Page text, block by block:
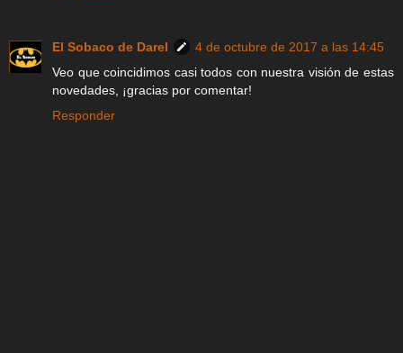
El Sobaco de Darel
4 de octubre de 2017 a las 14:45
Veo que coincidimos casi todos con nuestra visión de estas
novedades, ¡gracias por comentar!
Responder